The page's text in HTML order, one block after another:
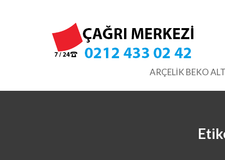
ARÇELİK BEKO